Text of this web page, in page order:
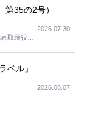
35の2号）
取締役社
2026.07.30
ベル」
2026.08.07